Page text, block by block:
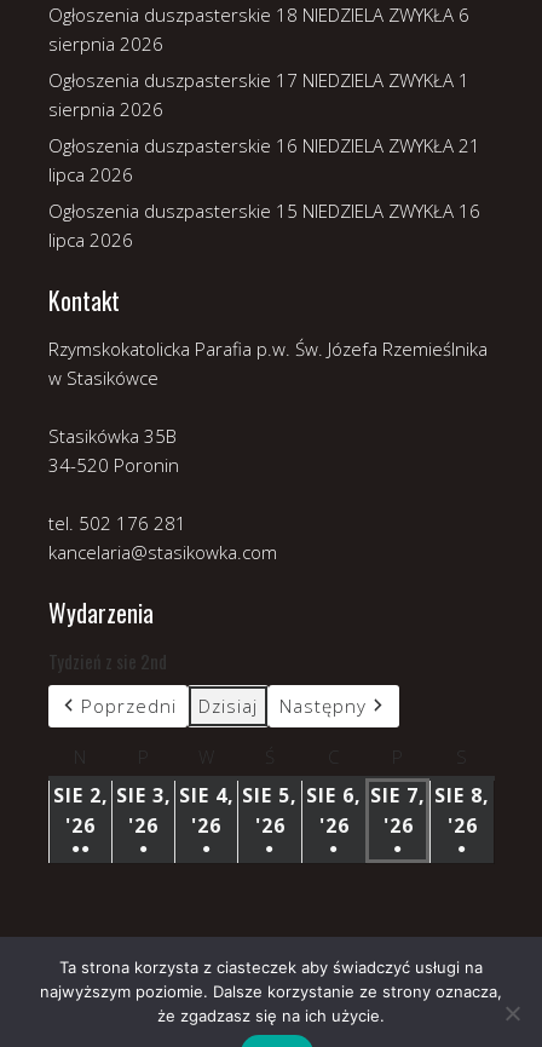
Ogłoszenia duszpasterskie 18 NIEDZIELA ZWYKŁA 6
sierpnia 2026
Ogłoszenia duszpasterskie 17 NIEDZIELA ZWYKŁA 1
sierpnia 2026
Ogłoszenia duszpasterskie 16 NIEDZIELA ZWYKŁA 21
lipca 2026
Ogłoszenia duszpasterskie 15 NIEDZIELA ZWYKŁA 16
lipca 2026
Kontakt
Rzymskokatolicka Parafia p.w. Św. Józefa Rzemieślnika
w Stasikówce
Stasikówka 35B
34-520 Poronin
tel. 502 176 281
kancelaria@stasikowka.com
Wydarzenia
Tydzień z sie 2nd
Poprzedni Dzisiaj Następny
SIE 2,
'26
SIERPNIA
●●
SIE 3,
'26
SIERPNIA
●
SIE 4,
'26
SIERPNIA
●
SIE 5,
'26
SIERPNIA
●
SIE 6,
'26
SIERPNIA
●
SIE 7,
'26
SIERPNIA
●
SIE 8,
'26
●
Copyright © 2026 Parafia Stasikówka.
ChurchWordPress Theme by themehall.com
Ta strona korzysta z ciasteczek aby świadczyć usługi na
najwyższym poziomie. Dalsze korzystanie ze strony oznacza,
że zgadzasz się na ich użycie.